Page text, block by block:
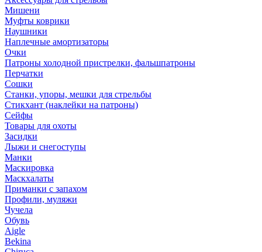
Мишени
Муфты коврики
Наушники
Наплечные амортизаторы
Очки
Патроны холодной пристрелки, фальшпатроны
Перчатки
Сошки
Станки, упоры, мешки для стрельбы
Стикхант (наклейки на патроны)
Сейфы
Товары для охоты
Засидки
Лыжи и снегоступы
Манки
Маскировка
Маскхалаты
Приманки с запахом
Профили, муляжи
Чучела
Обувь
Aigle
Bekina